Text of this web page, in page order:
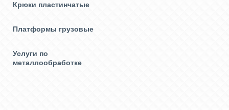
Крюки пластинчатые
Платформы грузовые
Услуги по
металлообработке